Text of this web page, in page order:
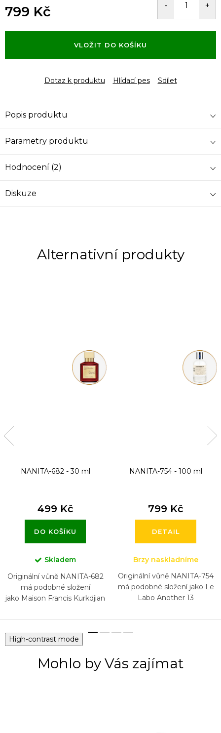
799 Kč
cena:
VLOŽIT DO KOŠÍKU
Dotaz k produktu Hlídací pes Sdílet
Popis produktu
Parametry produktu
Hodnocení (2)
Diskuze
NANITA-682 - 30 ml
499 Kč
DO KOŠÍKU
Skladem
Originální vůně NANITA-682
má podobné složení
jako Maison Francis Kurkdjian
NANITA-754 - 100 ml
799 Kč
DETAIL
Brzy naskladníme
Originální vůně NANITA-754
má podobné složení jako Le
Labo Another 13
High-contrast mode
Mohlo by Vás zajímat